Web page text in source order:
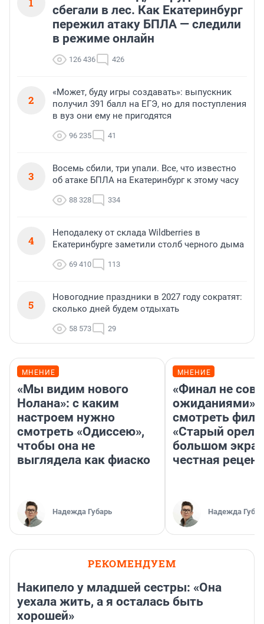
сбегали в лес. Как Екатеринбург
пережил атаку БПЛА — следили
в режиме онлайн
126 436 426
2
«Может, буду игры создавать»: выпускник
получил 391 балл на ЕГЭ, но для поступления
в вуз они ему не пригодятся
96 235 41
3
Восемь сбили, три упали. Все, что известно
об атаке БПЛА на Екатеринбург к этому часу
88 328 334
4
Неподалеку от склада Wildberries в
Екатеринбурге заметили столб черного дыма
69 410 113
5
Новогодние праздники в 2027 году сократят:
сколько дней будем отдыхать
58 573 29
МНЕНИЕ
«Мы видим нового
Нолана»: с каким
настроем нужно
смотреть «Одиссею»,
чтобы она не
выглядела как фиаско
Надежда Губарь
МНЕНИЕ
«Финал не
ожиданиями»:
смотреть
«Старый орел»
большом
честная
Надежда
РЕКОМЕНДУЕМ
Накипело у младшей сестры: «Она
уехала жить, а я осталась быть
хорошей»